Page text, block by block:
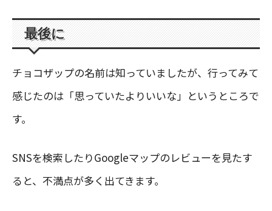
最後に
チョコザップの名前は知っていましたが、行ってみて
感じたのは「思っていたよりいいな」というところで
す。
SNSを検索したりGoogleマップのレビューを見たす
ると、不満点が多く出てきます。